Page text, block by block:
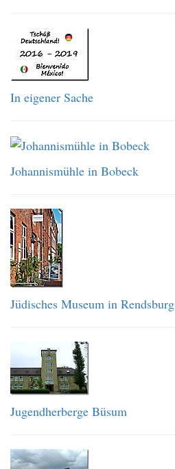
In eigener Sache
Johannismühle in Bobeck
Jüdisches Museum in Rendsburg
Jugendherberge Büsum